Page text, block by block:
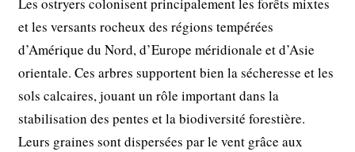
Les ostryers colonisent principalement les forêts mixtes
et les versants rocheux des régions tempérées
d’Amérique du Nord, d’Europe méridionale et d’Asie
orientale. Ces arbres supportent bien la sécheresse et les
sols calcaires, jouant un rôle important dans la
stabilisation des pentes et la biodiversité forestière.
Leurs graines sont dispersées par le vent grâce aux